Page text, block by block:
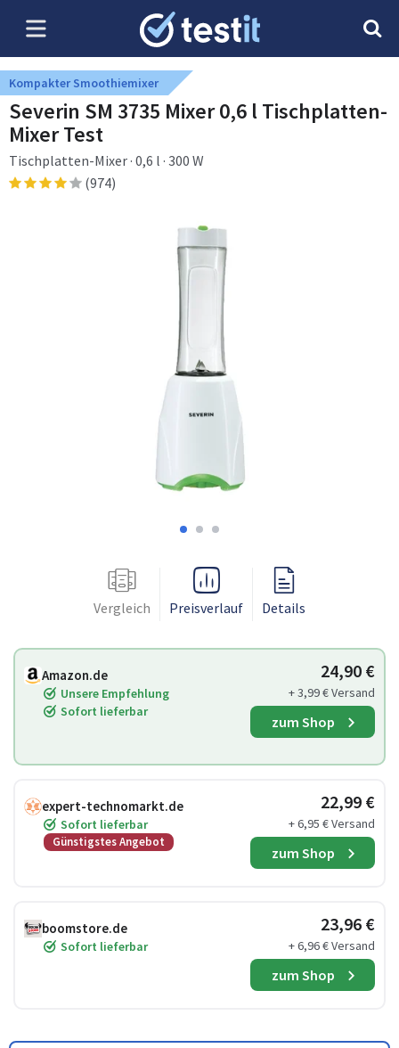
Kompakter Smoothiemixer
Severin SM 3735 Mixer 0,6 l Tischplatten-
Mixer Test
Tischplatten-Mixer · 0,6 l · 300 W
(974)
Vergleich Preisverlauf Details
Amazon.de
Unsere Empfehlung
Sofort lieferbar
24,90 €
+ 3,99 € Versand
zum Shop
expert-technomarkt.de
Sofort lieferbar
Günstigstes Angebot
22,99 €
+ 6,95 € Versand
zum Shop
boomstore.de
Sofort lieferbar
23,96 €
+ 6,96 € Versand
zum Shop